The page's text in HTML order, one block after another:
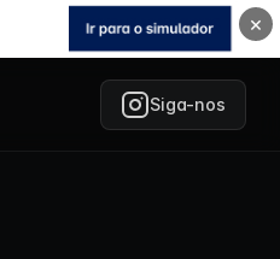
×
Siga-nos